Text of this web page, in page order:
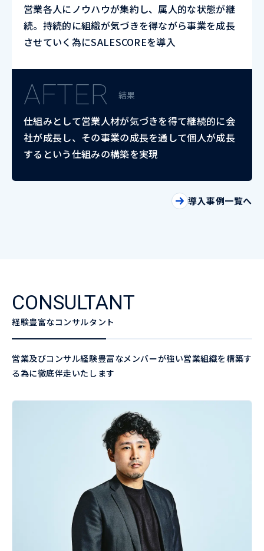
営業各人にノウハウが集約し、属人的な状態が継
続。持続的に組織が気づきを得ながら事業を成長
させていく為にSALESCOREを導入
AFTER 結果
仕組みとして営業人材が気づきを得て継続的に会
社が成長し、その事業の成長を通して個人が成長
するという仕組みの構築を実現
導入事例一覧へ
CONSULTANT
経験豊富なコンサルタント
営業及びコンサル経験豊富なメンバーが強い営業組織を構築す
る為に徹底伴走いたします